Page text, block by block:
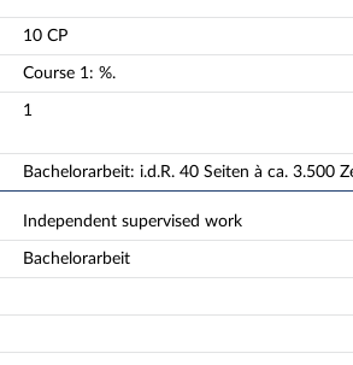
10 CP
Course 1: %.
1
Bachelorarbeit: i.d.R. 40 Seiten à ca. 3.500
Independent supervised work
Bachelorarbeit